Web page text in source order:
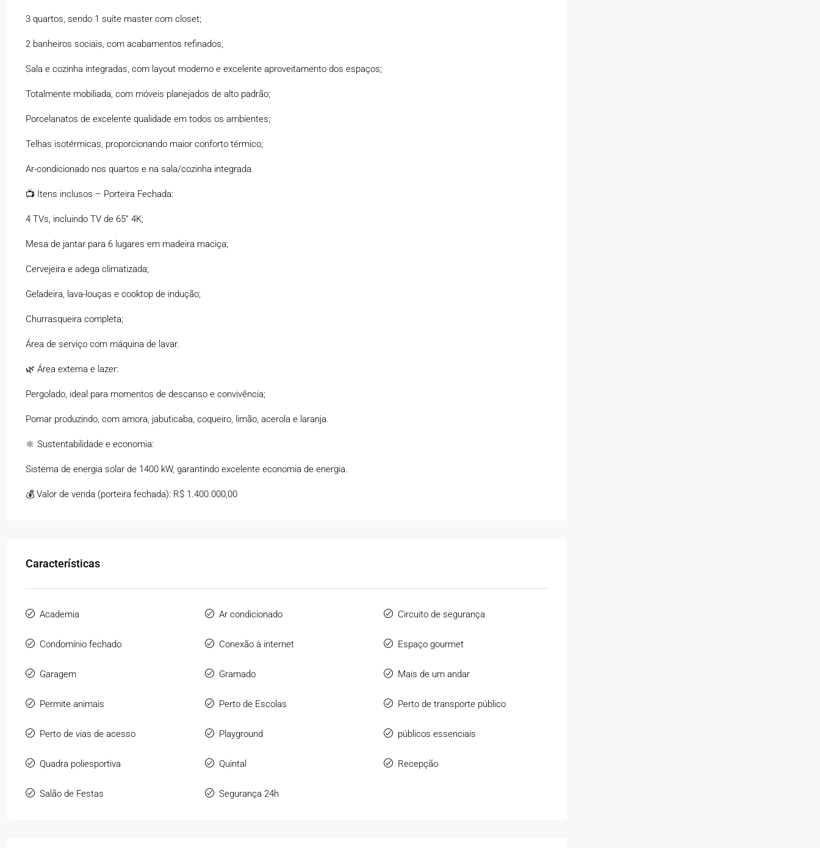
3 quartos, sendo 1 suíte master com closet;
2 banheiros sociais, com acabamentos refinados;
Sala e cozinha integradas, com layout moderno e excelente aproveitamento dos espaços;
Totalmente mobiliada, com móveis planejados de alto padrão;
Porcelanatos de excelente qualidade em todos os ambientes;
Telhas isotérmicas, proporcionando maior conforto térmico;
Ar-condicionado nos quartos e na sala/cozinha integrada.
📺 Itens inclusos – Porteira Fechada:
4 TVs, incluindo TV de 65” 4K;
Mesa de jantar para 6 lugares em madeira maciça;
Cervejeira e adega climatizada;
Geladeira, lava-louças e cooktop de indução;
Churrasqueira completa;
Área de serviço com máquina de lavar.
🌿 Área externa e lazer:
Pergolado, ideal para momentos de descanso e convivência;
Pomar produzindo, com amora, jabuticaba, coqueiro, limão, acerola e laranja.
🔆 Sustentabilidade e economia:
Sistema de energia solar de 1400 kW, garantindo excelente economia de energia.
💰 Valor de venda (porteira fechada): R$ 1.400.000,00
Características
Academia Ar condicionado Circuito de segurança
Condomínio fechado Conexão à internet Espaço gourmet
Garagem Gramado Mais de um andar
Permite animais Perto de Escolas Perto de transporte público
Perto de vias de acesso Playground públicos essenciais
Quadra poliesportiva Quintal Recepção
Salão de Festas Segurança 24h